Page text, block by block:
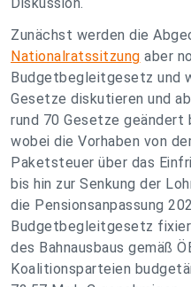
Zunächst werden die
Nationalratssitzung aber
Budgetbegleitgesetz und
Gesetze diskutieren und
rund 70 Gesetze geändert
wobei die Vorhaben von
Paketsteuer über das
bis hin zur Senkung der
die Pensionsanpassung
Budgetbegleitgesetz
des Bahnausbaus gemäß
Koalitionsparteien